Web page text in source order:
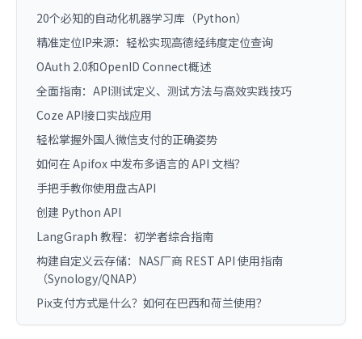
20个必知的自动化机器学习库（Python）
精准定位IP来源：轻松实现高德经纬度定位查询
OAuth 2.0和OpenID Connect概述
全面指南：API测试定义、测试方法与高效实践技巧
Coze API接口实战应用
轻松掌握外国人微信支付的正确姿势
如何在 Apifox 中发布多语言的 API 文档？
手把手教你使用盘古API
创建 Python API
LangGraph 教程：初学者综合指南
构建自定义云存储：NAS厂商 REST API 使用指南
（Synology/QNAP）
Pix支付方式是什么？如何在巴西和荷兰使用？